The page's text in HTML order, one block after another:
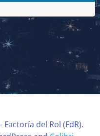
del Rol (FdR).